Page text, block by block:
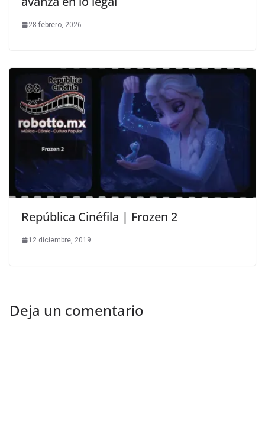
28 febrero, 2026
República Cinéfila | Frozen 2
12 diciembre, 2019
Deja un comentario